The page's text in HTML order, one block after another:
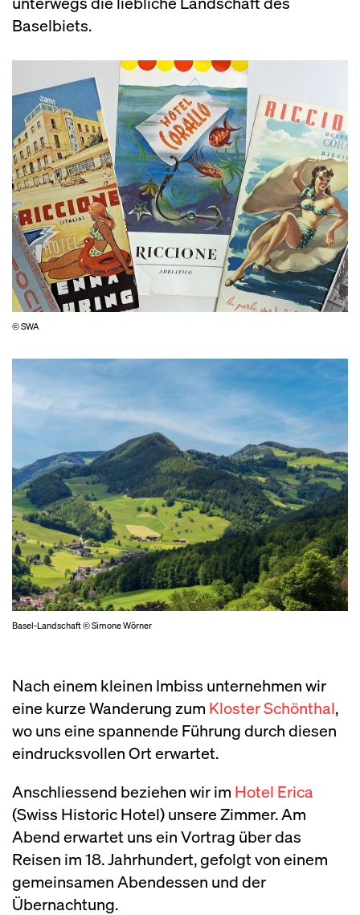
Baselbiets.
© SWA
Basel-Landschaft © Simone Wörner
Nach einem kleinen Imbiss unternehmen wir
eine kurze Wanderung zum Kloster Schönthal,
wo uns eine spannende Führung durch diesen
eindrucksvollen Ort erwartet.
Anschliessend beziehen wir im Hotel Erica
(Swiss Historic Hotel) unsere Zimmer. Am
Abend erwartet uns ein Vortrag über das
Reisen im 18. Jahrhundert, gefolgt von einem
gemeinsamen Abendessen und der
Übernachtung.